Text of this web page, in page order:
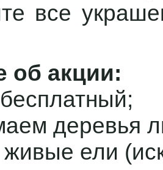
все
об акции:
деревья
живые ели